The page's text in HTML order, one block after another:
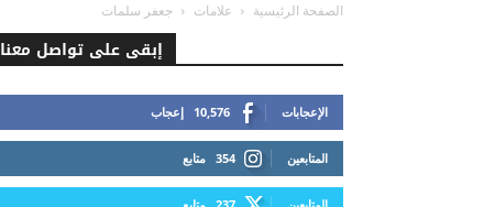
الصفحة الرئيسية علامات جعفر سلمات
إبقى على تواصل معنا
10,576 إعجاب الإعجابات
354 متابع المتابعين